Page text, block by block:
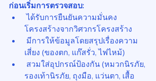
ก่อนเริ่มการตรวจสอบ:
ได้รับการยืนยันความมั่นคง
โครงสร้างจากวิศวกรโครงสร้าง
มีการให้ข้อมูลโดยสรุปเรื่องความ
เสี่ยง (ของตก, แก๊สรั่ว, ไฟไหม้)
สวมใส่อุปกรณ์ป้องกัน (หมวกนิรภัย,
รองเท้านิรภัย, ถุงมือ, แว่นตา, เสื้อ